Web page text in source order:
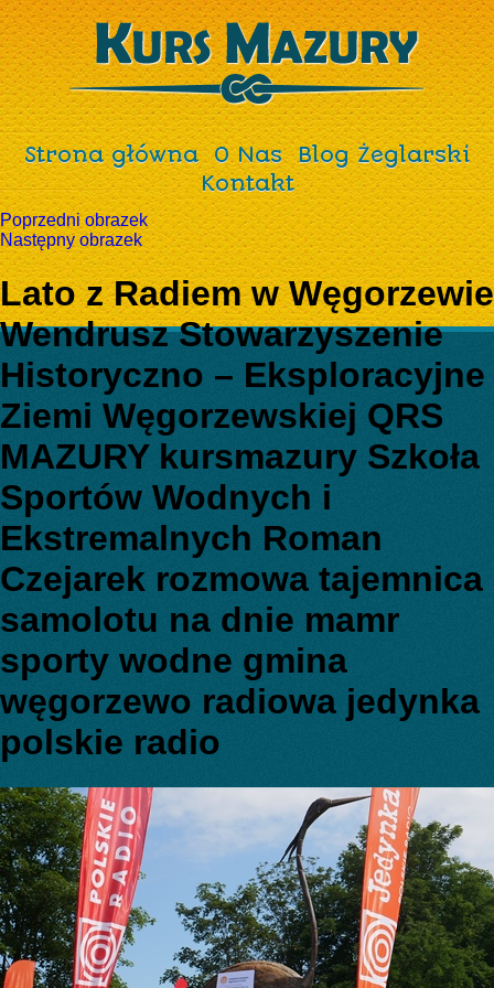
Strona główna O Nas
Blog Żeglarski
Kontakt
Poprzedni obrazek
Następny obrazek
Lato z Radiem w Węgorzewie
Wendrusz Stowarzyszenie
Historyczno – Eksploracyjne
Ziemi Węgorzewskiej QRS
MAZURY kursmazury Szkoła
Sportów Wodnych i
Ekstremalnych Roman
Czejarek rozmowa tajemnica
samolotu na dnie mamr
sporty wodne gmina
węgorzewo radiowa jedynka
polskie radio